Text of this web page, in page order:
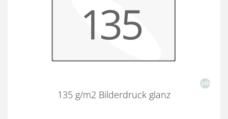
135 g/m2 Bilderdruck glanz